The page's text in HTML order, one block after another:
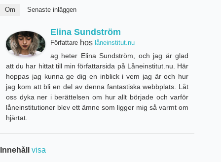
Om Senaste inläggen
Elina Sundström
Författare hos låneinstitut.nu
ag heter Elina Sundström, och jag är glad
att du har hittat till min författarsida på Låneinstitut.nu. Här
hoppas jag kunna ge dig en inblick i vem jag är och hur
jag kom att bli en del av denna fantastiska webbplats. Låt
oss dyka ner i berättelsen om hur allt började och varför
låneinstitutioner blev ett ämne som ligger mig så varmt om
hjärtat.
Innehåll visa